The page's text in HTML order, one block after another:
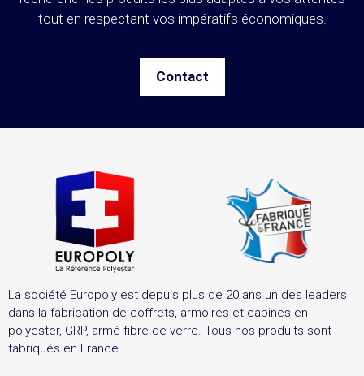
tout en respectant vos impératifs économiques.
Contact
La société Europoly est depuis plus de 20 ans un des leaders
dans la fabrication de coffrets, armoires et cabines en
polyester, GRP, armé fibre de verre. Tous nos produits sont
fabriqués en France.